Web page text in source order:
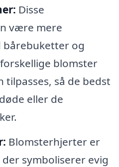
Disse
være mere
og
blomster
tilpasses, så de bedst
eller de
Blomsterhjerter er
symboliserer evig